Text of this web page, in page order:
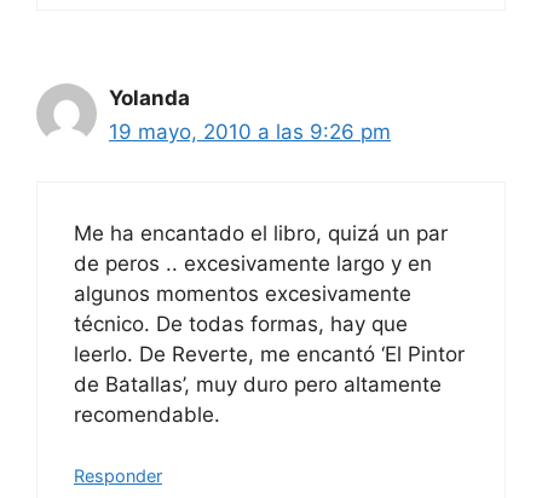
Yolanda
19 mayo, 2010 a las 9:26 pm
Me ha encantado el libro, quizá un par
de peros .. excesivamente largo y en
algunos momentos excesivamente
técnico. De todas formas, hay que
leerlo. De Reverte, me encantó ‘El Pintor
de Batallas’, muy duro pero altamente
recomendable.
Responder